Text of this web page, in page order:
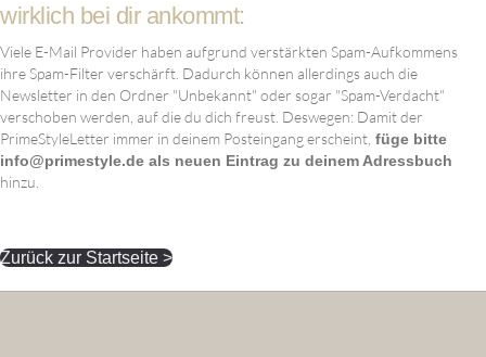
wirklich bei dir ankommt:
Viele E-Mail Provider haben aufgrund verstärkten Spam-Aufkommens
ihre Spam-Filter verschärft. Dadurch können allerdings auch die
Newsletter in den Ordner "Unbekannt" oder sogar "Spam-Verdacht"
verschoben werden, auf die du dich freust. Deswegen: Damit der
PrimeStyleLetter immer in deinem Posteingang erscheint, füge bitte
info@primestyle.de als neuen Eintrag zu deinem Adressbuch
hinzu.
Zurück zur Startseite >